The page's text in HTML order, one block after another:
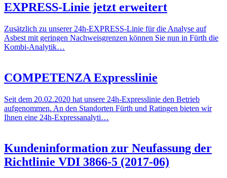
EXPRESS-Linie jetzt erweitert
Zusätzlich zu unserer 24h-EXPRESS-Linie für die Analyse auf
Asbest mit geringen Nachweisgrenzen können Sie nun in Fürth die
Kombi-Analytik…
COMPETENZA Expresslinie
Seit dem 20.02.2020 hat unsere 24h-Expresslinie den Betrieb
aufgenommen. An den Standorten Fürth und Ratingen bieten wir
Ihnen eine 24h-Expressanalyti…
Kundeninformation zur Neufassung der
Richtlinie VDI 3866-5 (2017-06)